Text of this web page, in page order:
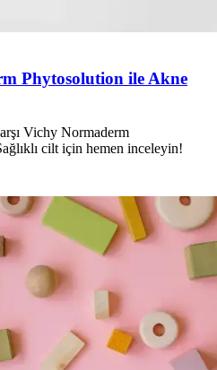
Phytosolution ile Akne
Vichy Normaderm
cilt için hemen inceleyin!